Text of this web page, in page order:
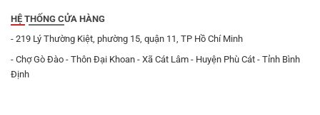
HỆ THỐNG CỬA HÀNG
- 219 Lý Thường Kiệt, phường 15, quận 11, TP Hồ Chí Minh
- Chợ Gò Đào - Thôn Đại Khoan - Xã Cát Lâm - Huyện Phù Cát - Tỉnh Bình
Định